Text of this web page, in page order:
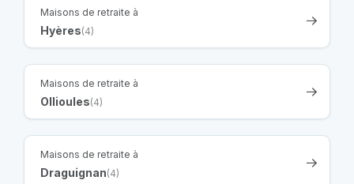
Maisons de retraite à
Hyères(4)
Maisons de retraite à
Ollioules(4)
Maisons de retraite à
Draguignan(4)